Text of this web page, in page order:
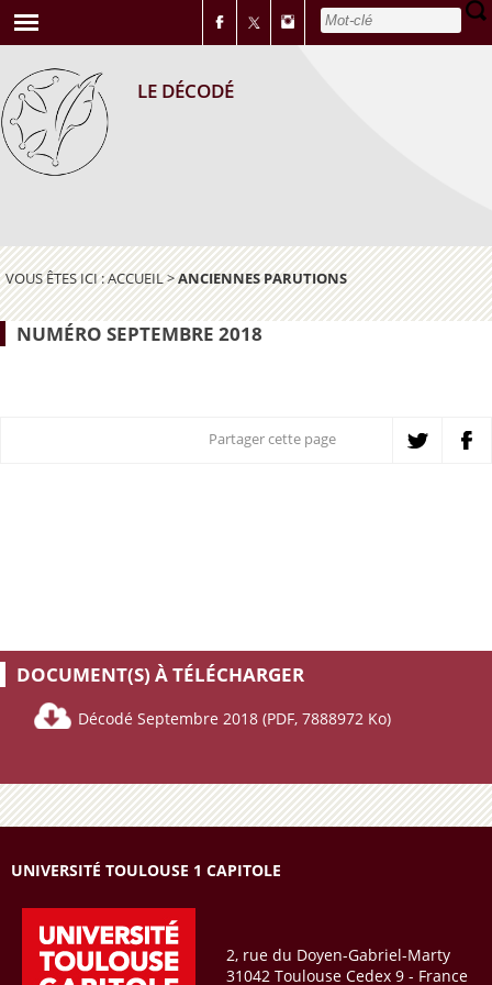
LE DÉCODÉ
VOUS ÊTES ICI :ACCUEIL>ANCIENNES PARUTIONS
NUMÉRO SEPTEMBRE 2018
Partager cette page
DOCUMENT(S) À TÉLÉCHARGER
Décodé Septembre 2018 (PDF, 7888972 Ko)
UNIVERSITÉ TOULOUSE 1 CAPITOLE
2, rue du Doyen-Gabriel-Marty
31042 Toulouse Cedex 9 - France